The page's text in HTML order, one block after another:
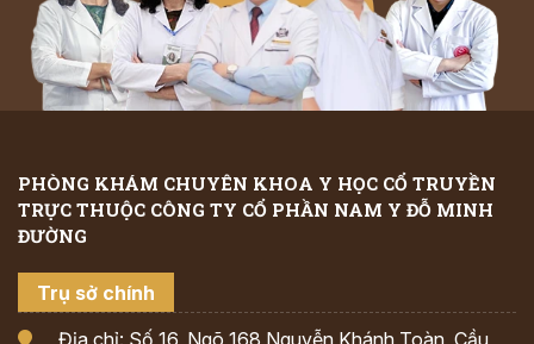
PHÒNG KHÁM CHUYÊN KHOA Y HỌC CỔ TRUYỀN
TRỰC THUỘC CÔNG TY CỔ PHẦN NAM Y ĐỖ MINH
ĐƯỜNG
Trụ sở chính